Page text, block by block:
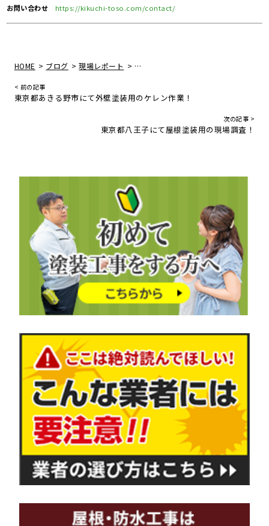
お問い合わせ
https://kikuchi-toso.com/contact/
HOME > ブログ >現場レポート > 東京都あきる野市にて外壁塗装工事！
< 前の記事
東京都あきる野市にて外壁塗装用のケレン作業！
次の記事 >
東京都八王子にて屋根塗装用の現場調査！